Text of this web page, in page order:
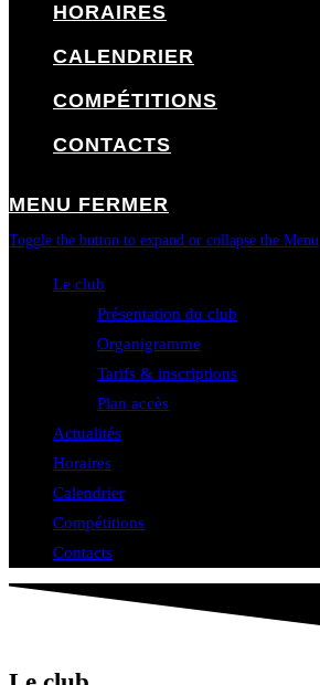
HORAIRES
CALENDRIER
COMPÉTITIONS
CONTACTS
MENU FERMER
Toggle the button to expand or collapse the Menu
Le club
Présentation du club
Organigramme
Tarifs & inscriptions
Plan accès
Actualités
Horaires
Calendrier
Compétitions
Contacts